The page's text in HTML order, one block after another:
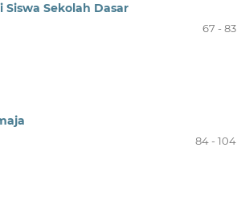
Sekolah Dasar
67 - 83
84 - 104